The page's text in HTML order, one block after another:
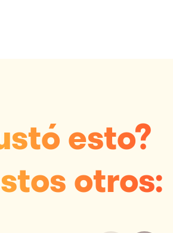
esto?
otros: